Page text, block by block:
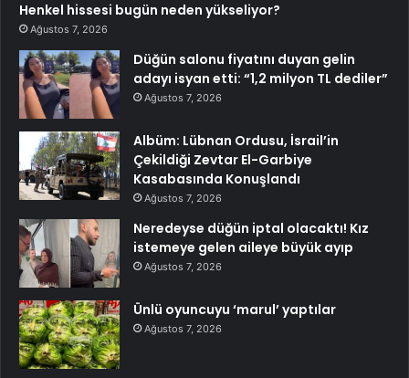
Henkel hissesi bugün neden yükseliyor?
Ağustos 7, 2026
Düğün salonu fiyatını duyan gelin
adayı isyan etti: “1,2 milyon TL dediler”
Ağustos 7, 2026
Albüm: Lübnan Ordusu, İsrail’in
Çekildiği Zevtar El-Garbiye
Kasabasında Konuşlandı
Ağustos 7, 2026
Neredeyse düğün iptal olacaktı! Kız
istemeye gelen aileye büyük ayıp
Ağustos 7, 2026
Ünlü oyuncuyu ‘marul’ yaptılar
Ağustos 7, 2026